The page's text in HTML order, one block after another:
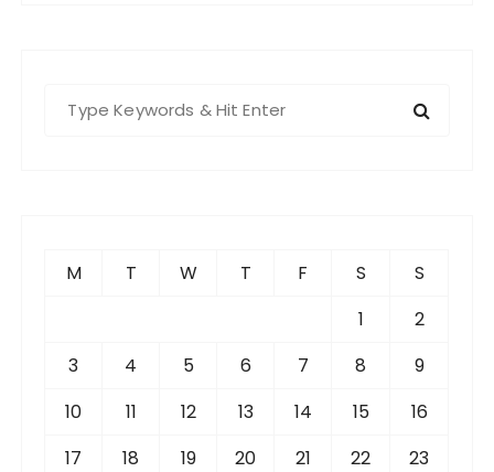
M T W T F S
S
1
2
3
4 5 6 7 8
9
10
11 12 13 14 15
16
17
18 19 20 21 22
23